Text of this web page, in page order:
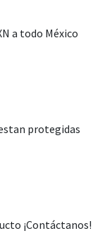
a todo México
protegidas
¡Contáctanos!